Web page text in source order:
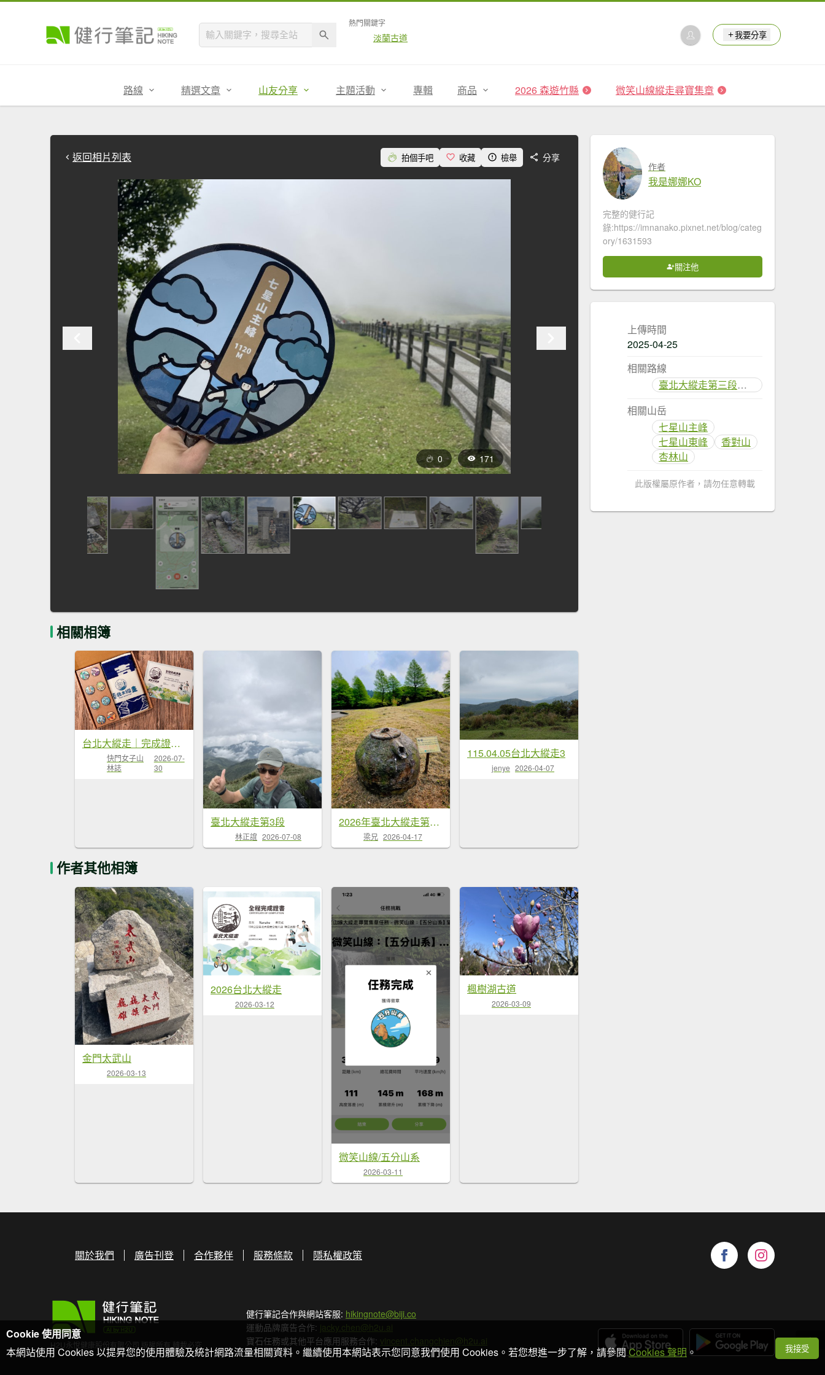
熱門關鍵字
淡蘭古道 我要分享
路線 精選文章 山友分享 主題活動 專輯 商品 2026 森遊竹縣 微笑山線縱走尋寶集章
返回相片列表 拍個手吧 收藏 檢舉 分享
0 171
相關相簿
台北大縱走｜完成證書 x 徽章獎品 x 路線全攻略
快門女子山
林誌
2026-07-
30
臺北大縱走第3段
林正誼 2026-07-08
2026年臺北大縱走第三段：小油坑至風櫃口
梁兄 2026-04-17
115.04.05台北大縱走3
jenye 2026-04-07
作者其他相簿
金門太武山
2026-03-13
2026台北大縱走
2026-03-12
微笑山線/五分山系
2026-03-11
楓樹湖古道
2026-03-09
作者
我是娜娜KO
完整的健行記
錄:https://imnanako.pixnet.net/blog/categ
ory/1631593
關注他
上傳時間
2025-04-25
相關路線
臺北大縱走第三段：小油坑至風櫃口
相關山岳
七星山主峰
七星山東峰
香對山
杏林山
此版權屬原作者，請勿任意轉載
關於我們 廣告刊登 合作夥伴 服務條款 隱私權政策
H2U永悅健康股份有限公司 版權所有 轉載必究
健行筆記合作與網站客服: hikingnote@biji.co
運動品牌廣告合作: jacky.chen@h2u.ai
寶石任務或其他平台應用服務合作: vincent.changchien@h2u.ai
Cookie 使用同意
本網站使用 Cookies 以提昇您的使用體驗及統計網路流量相關資料。繼續使用本網站表示您同意我們使用 Cookies。若您想進一步了解，請參閱Cookies 聲明 。 我接受